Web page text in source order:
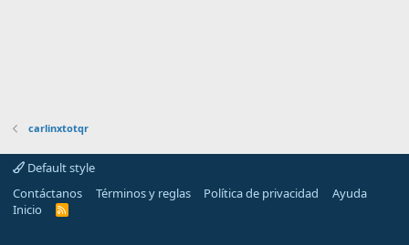
carlinxtotqr
Default style
Contáctanos
Términos y reglas Política de privacidad
Ayuda
Inicio
R